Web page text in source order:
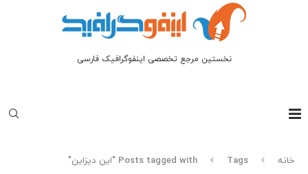
نخستین مرجع تخصصی اینفوگرافیک فارسی
خانه Tags Posts tagged with "این دیزاین"